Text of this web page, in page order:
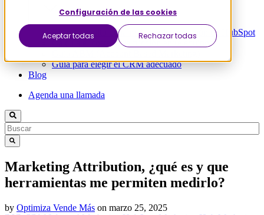
Configuración de las cookies
Aceptar todas Rechazar todas
El coste oculto de la mala implementación de HubSpot
Calcula el coste de la fricción entre equipos
Guía para elegir el CRM adecuado
Blog
Agenda una llamada
Marketing Attribution, ¿qué es y que
herramientas me permiten medirlo?
by Optimiza Vende Más on marzo 25, 2025